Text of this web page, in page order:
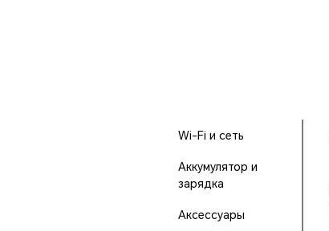
Wi-Fi и сеть
Аккумулятор и
зарядка
Аксессуары